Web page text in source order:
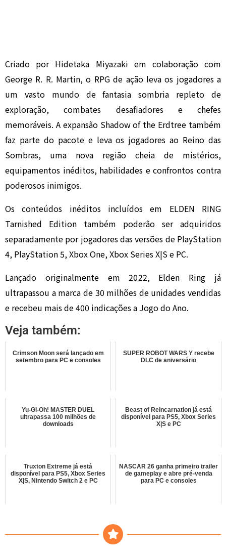
Criado por Hidetaka Miyazaki em colaboração com
George R. R. Martin, o RPG de ação leva os jogadores a
um vasto mundo de fantasia sombria repleto de
exploração, combates desafiadores e chefes
memoráveis. A expansão Shadow of the Erdtree também
faz parte do pacote e leva os jogadores ao Reino das
Sombras, uma nova região cheia de mistérios,
equipamentos inéditos, habilidades e confrontos contra
poderosos inimigos.
Os conteúdos inéditos incluídos em ELDEN RING
Tarnished Edition também poderão ser adquiridos
separadamente por jogadores das versões de PlayStation
4, PlayStation 5, Xbox One, Xbox Series X|S e PC.
Lançado originalmente em 2022, Elden Ring já
ultrapassou a marca de 30 milhões de unidades vendidas
e recebeu mais de 400 indicações a Jogo do Ano.
Veja também:
Crimson Moon será lançado em
setembro para PC e consoles
SUPER ROBOT WARS Y recebe
DLC de aniversário
Yu-Gi-Oh! MASTER DUEL
ultrapassa 100 milhões de
downloads
Beast of Reincarnation já está
disponível para PS5, Xbox Series
X|S e PC
Truxton Extreme já está
disponível para PS5, Xbox Series
X|S, Nintendo Switch 2 e PC
NASCAR 26 ganha primeiro trailer
de gameplay e abre pré-venda
para PC e consoles